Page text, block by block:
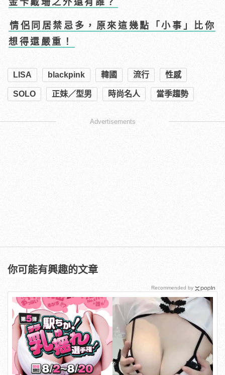
金卡戴珊之外還有誰？
情侶同居禁忌多，原來這幾點「小事」比你
想得還嚴重！
LISA blackpink 韓國 流行 性感
SOLO 正妹／型男 時尚名人 當季趨勢
Advertisements
你可能有興趣的文章
Recommended by